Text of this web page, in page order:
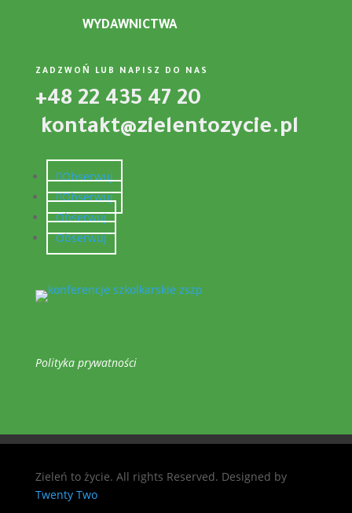
WYDAWNICTWA
ZADZWOŃ LUB NAPISZ DO NAS
+48 22 435 47 20
kontakt@zielentozycie.pl
Obserwuj
Obserwuj
Obserwuj
Obserwuj
Polityka prywatności
Zieleń to życie. All rights Reserved. Designed by
Twenty Two